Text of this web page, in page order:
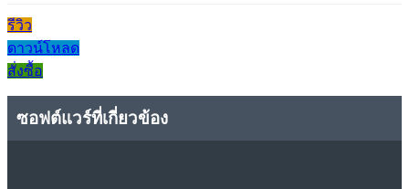
รีวิว
ดาวน์โหลด
สั่งซื้อ
ซอฟต์แวร์ที่เกี่ยวข้อง